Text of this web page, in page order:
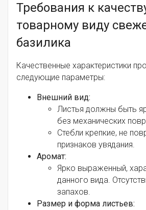
Требования к
товарному виду
базилика
Качественные характеристики
следующие параметры:
Внешний вид:
Листья должны быть
без механических
Стебли крепкие, не
признаков увядания.
Аромат:
Ярко выраженный,
данного вида.
запахов.
Размер и форма листьев: